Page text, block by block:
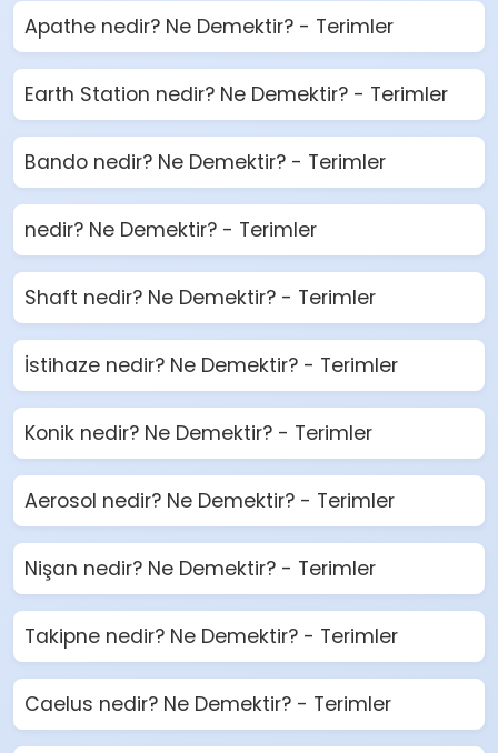
Apathe nedir? Ne Demektir? - Terimler
Earth Station nedir? Ne Demektir? - Terimler
Bando nedir? Ne Demektir? - Terimler
nedir? Ne Demektir? - Terimler
Shaft nedir? Ne Demektir? - Terimler
İstihaze nedir? Ne Demektir? - Terimler
Konik nedir? Ne Demektir? - Terimler
Aerosol nedir? Ne Demektir? - Terimler
Nişan nedir? Ne Demektir? - Terimler
Takipne nedir? Ne Demektir? - Terimler
Caelus nedir? Ne Demektir? - Terimler